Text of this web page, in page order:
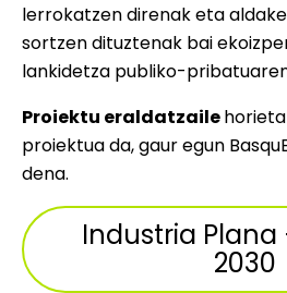
lerrokatzen direnak eta
sortzen dituztenak bai
lankidetza publiko-
Proiektu eraldatzaile
proiektua da, gaur egun
dena.
Industria Plana
2030